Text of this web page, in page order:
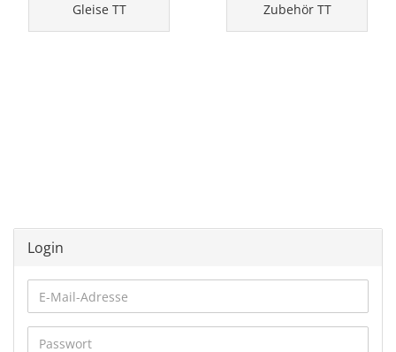
Gleise TT Zubehör TT
Login
E-
Mail-
Adresse
Passwort